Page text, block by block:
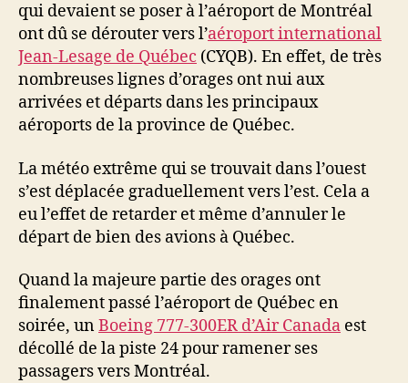
qui devaient se poser à l’aéroport de Montréal
ont dû se dérouter vers l’aéroport international
Jean-Lesage de Québec (CYQB). En effet, de très
nombreuses lignes d’orages ont nui aux
arrivées et départs dans les principaux
aéroports de la province de Québec.
La météo extrême qui se trouvait dans l’ouest
s’est déplacée graduellement vers l’est. Cela a
eu l’effet de retarder et même d’annuler le
départ de bien des avions à Québec.
Quand la majeure partie des orages ont
finalement passé l’aéroport de Québec en
soirée, unBoeing 777-300ER d’Air Canada est
décollé de la piste 24 pour ramener ses
passagers vers Montréal.